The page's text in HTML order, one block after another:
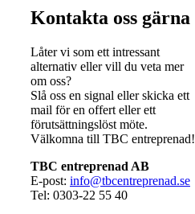
Kontakta oss gärna
Låter vi som ett intressant
alternativ eller vill du veta mer
om oss?
Slå oss en signal eller skicka ett
mail för en offert eller ett
förutsättningslöst möte.
Välkomna till TBC entreprenad!
TBC entreprenad AB
E-post: info@tbcentreprenad.se
Tel: 0303-22 55 40